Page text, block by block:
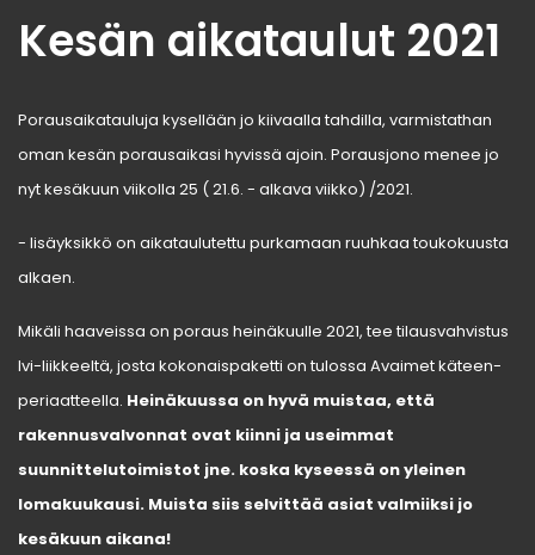
Kesän aikataulut 2021
Porausaikatauluja kysellään jo kiivaalla tahdilla, varmistathan
oman kesän porausaikasi hyvissä ajoin. Porausjono menee jo
nyt kesäkuun viikolla 25 ( 21.6. - alkava viikko) /2021.
- lisäyksikkö on aikataulutettu purkamaan ruuhkaa toukokuusta
alkaen.
Mikäli haaveissa on poraus heinäkuulle 2021, tee tilausvahvistus
lvi-liikkeeltä, josta kokonaispaketti on tulossa Avaimet käteen-
periaatteella. Heinäkuussa on hyvä muistaa, että
rakennusvalvonnat ovat kiinni ja useimmat
suunnittelutoimistot jne. koska kyseessä on yleinen
lomakuukausi. Muista siis selvittää asiat valmiiksi jo
kesäkuun aikana!